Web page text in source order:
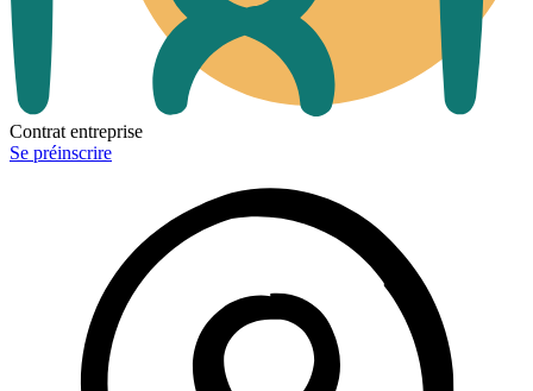
Contrat entreprise
Se préinscrire